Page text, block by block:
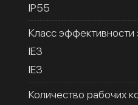
IP55
Класс эффективности
IE3
IE3
Количество рабочих